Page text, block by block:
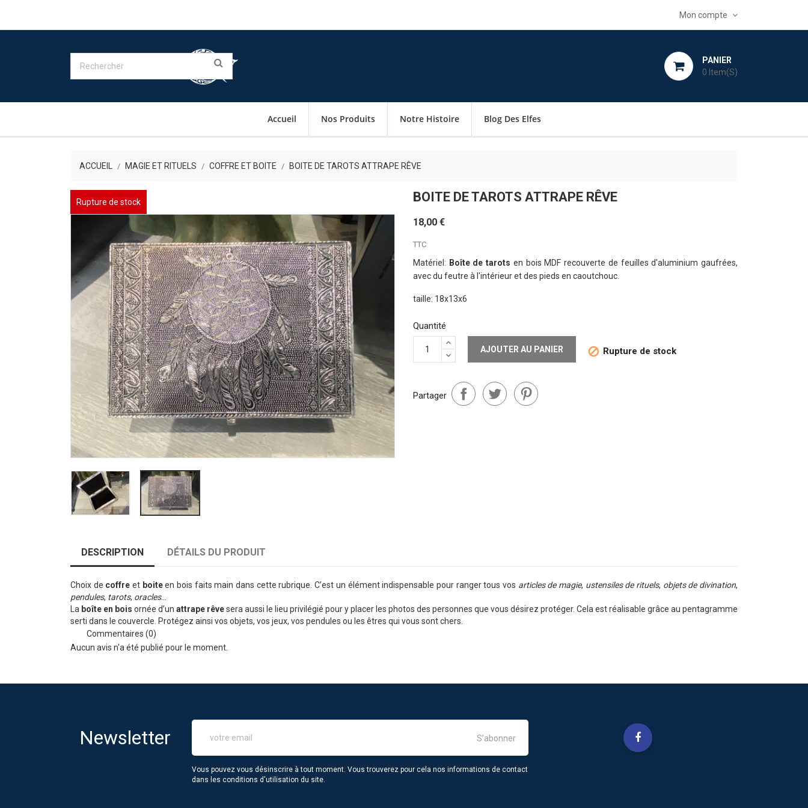
Mon compte
PANIER
0 Item(s)
Accueil Nos Produits Notre Histoire Blog Des Elfes
ACCUEIL MAGIE ET RITUELS COFFRE ET BOITE BOITE DE TAROTS ATTRAPE RÊVE
Rupture de stock BOITE DE TAROTS ATTRAPE RÊVE
18,00 €
TTC
Matériel: Boîte de tarots en bois MDF recouverte de feuilles d'aluminium gaufrées,
avec du feutre à l'intérieur et des pieds en caoutchouc.
taille: 18x13x6
Quantité
AJOUTER AU PANIER  Rupture de stock
Partager
DESCRIPTION DÉTAILS DU PRODUIT
Choix de coffre et boiteen bois faits main dans cette rubrique. C’est un élément indispensable pour ranger tous vos articles de magie, ustensiles de rituels, objets de divination,
pendules, tarots, oracles…
La boîte en bois ornée d’un attrape rêvesera aussi le lieu privilégié pour y placer les photos des personnes que vous désirez protéger. Cela est réalisable grâce au pentagramme
serti dans le couvercle. Protégez ainsi vos objets, vos jeux, vos pendules ou les êtres qui vous sont chers.
Commentaires (0)
Aucun avis n'a été publié pour le moment.
Newsletter
Vous pouvez vous désinscrire à tout moment. Vous trouverez pour cela nos informations de contact
dans les conditions d'utilisation du site.